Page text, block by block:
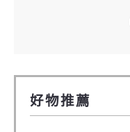
好物推薦